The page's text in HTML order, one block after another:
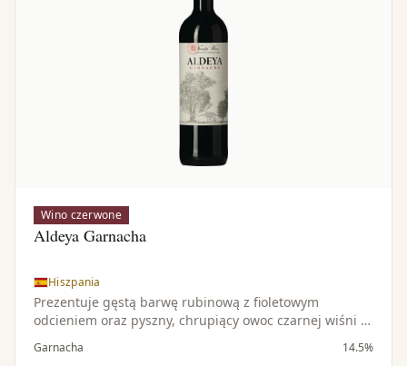
Wino czerwone
Aldeya Garnacha
Hiszpania
Prezentuje gęstą barwę rubinową z fioletowym
odcieniem oraz pyszny, chrupiący owoc czarnej wiśni i
maliny z nutami kakao i wanilii. To średnio- do
pełnocielistego, czyste, owocowe i wytrawne Grenache.
Garnacha 14.5%